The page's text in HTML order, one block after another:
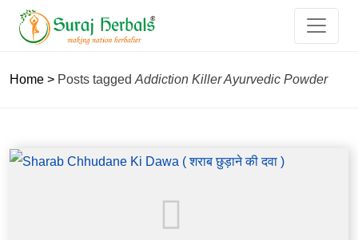
Home > Posts tagged Addiction Killer Ayurvedic Powder